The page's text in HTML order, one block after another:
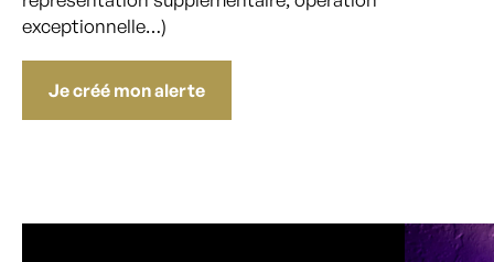
exceptionnelle…)
Je créé mon alerte